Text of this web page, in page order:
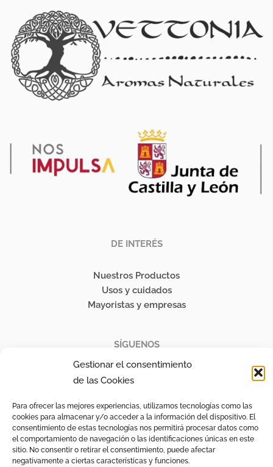
Gestionar el consentimiento
de las Cookies
Para ofrecer las mejores experiencias, utilizamos tecnologías como las
cookies para almacenar y/o acceder a la información del dispositivo. El
consentimiento de estas tecnologías nos permitirá procesar datos como
el comportamiento de navegación o las identificaciones únicas en este
sitio. No consentir o retirar el consentimiento, puede afectar
negativamente a ciertas características y funciones.
DE INTERÉS
Nuestros Productos
Usos y cuidados
Mayoristas y empresas
SÍGUENOS
Instagram
LEGAL
Aviso Legal
Pedidos y Devoluciones